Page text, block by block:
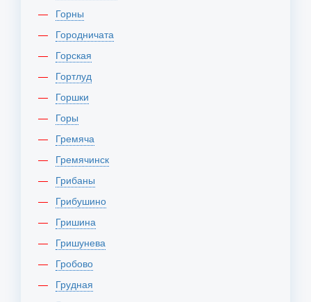
Горны
Городничата
Горская
Гортлуд
Горшки
Горы
Гремяча
Гремячинск
Грибаны
Грибушино
Гришина
Гришунева
Гробово
Грудная